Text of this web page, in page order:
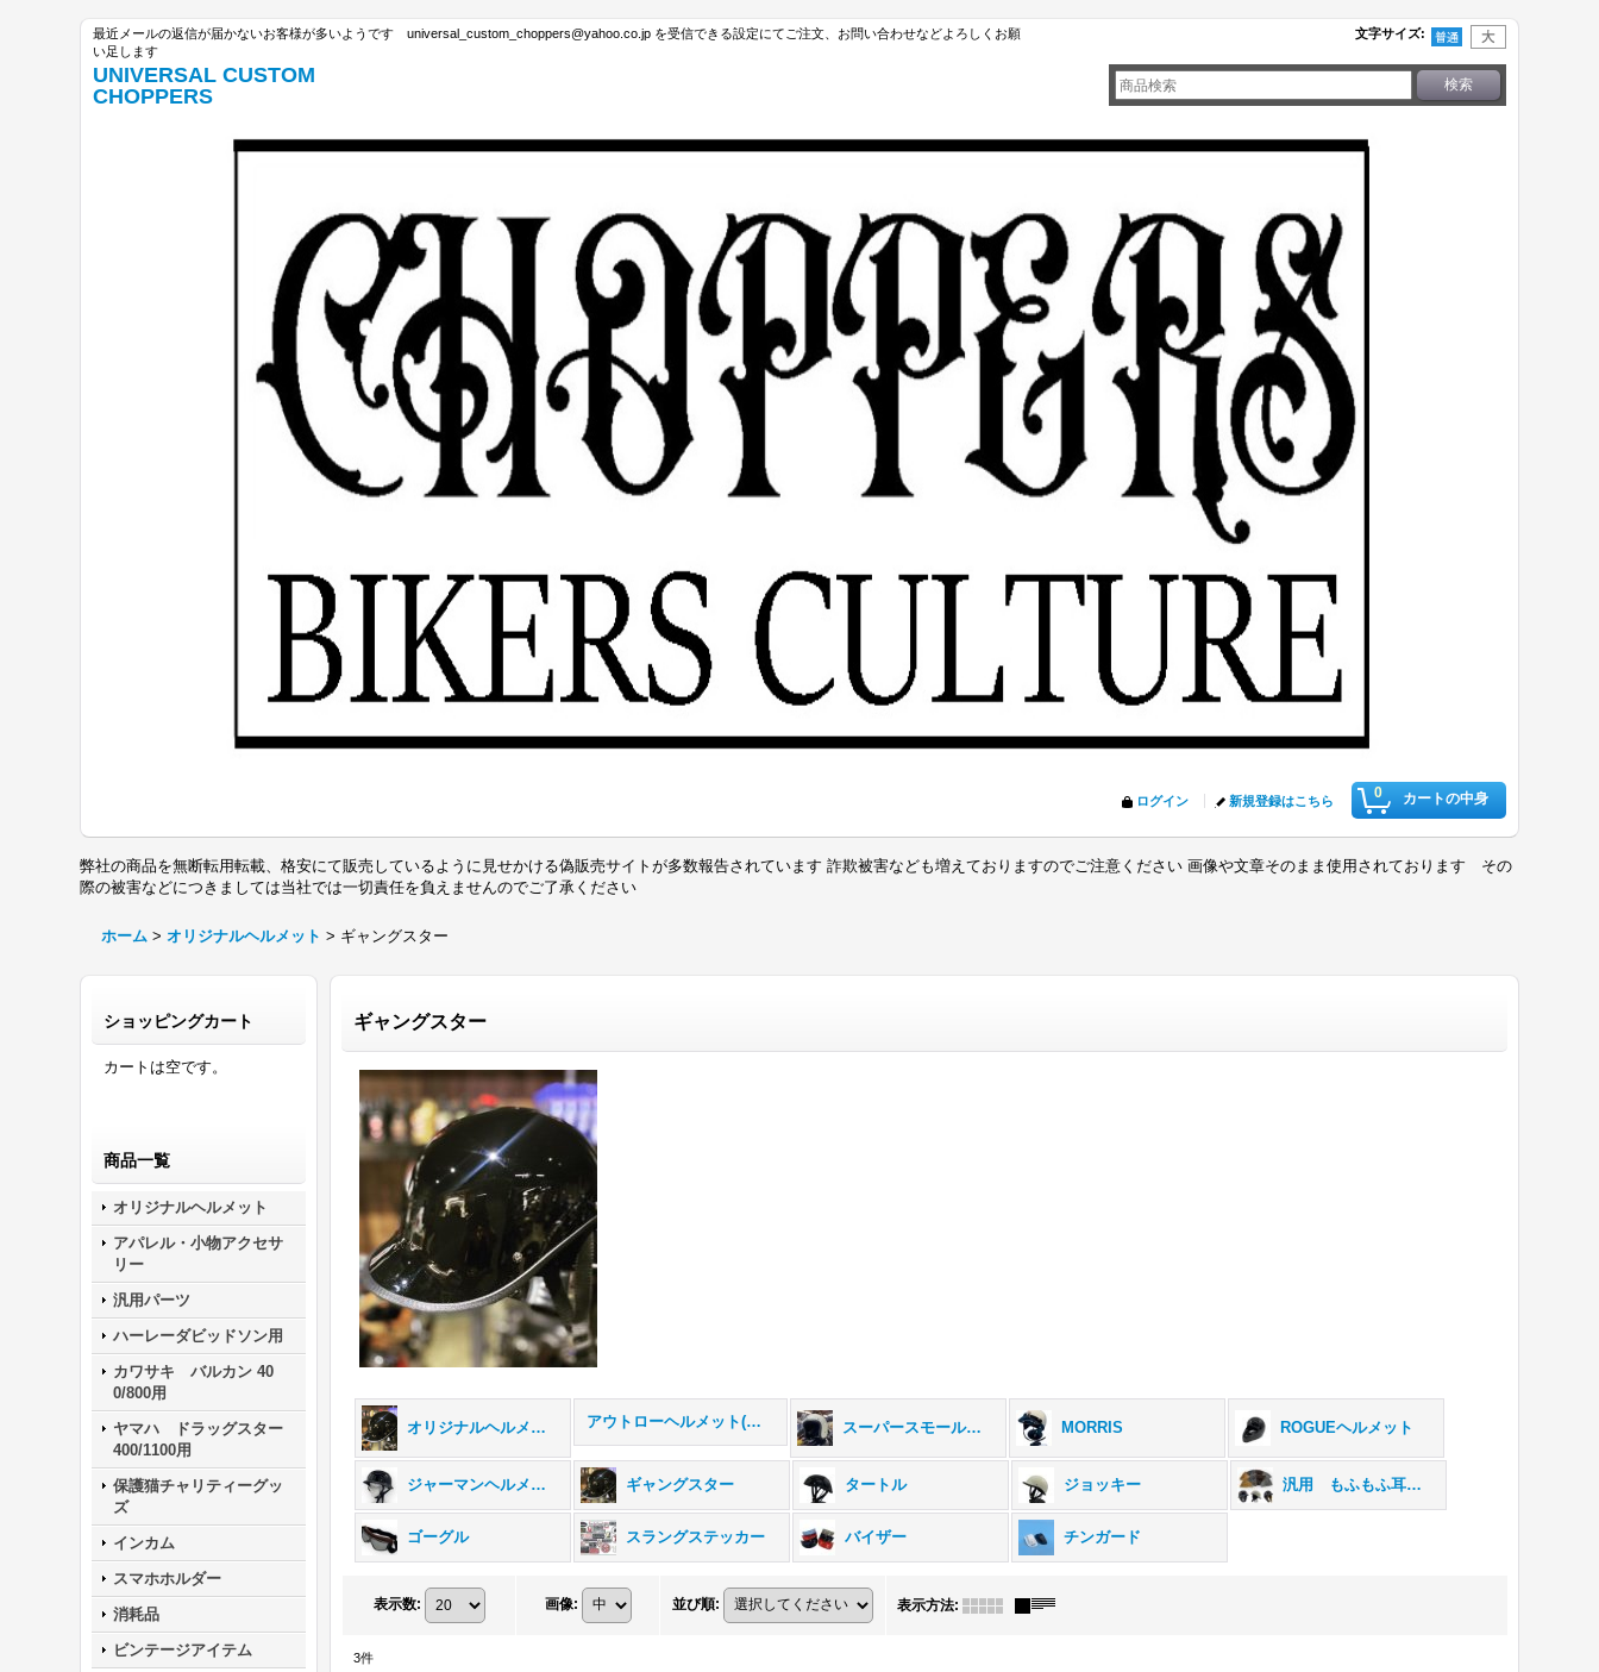
最近メールの返信が届かないお客様が多いようです universal_custom_choppers@yahoo.co.jp を受信できる設定にてご注文、お問い合わせなどよろしくお願
い足します
文字サイズ:
UNIVERSAL CUSTOM
CHOPPERS
0 カートの中身
ログイン 新規登録はこちら
弊社の商品を無断転用転載、格安にて販売しているように見せかける偽販売サイトが多数報告されています 詐欺被害なども増えておりますのでご注意ください 画像や文章そのまま使用されております その
際の被害などにつきましては当社では一切責任を負えませんのでご了承ください
ホーム > オリジナルヘルメット > ギャングスター
ショッピングカート
カートは空です。
商品一覧
オリジナルヘルメット
アパレル・小物アクセサ
リー
汎用パーツ
ハーレーダビッドソン用
カワサキ バルカン 40
0/800用
ヤマハ ドラッグスター
400/1100用
保護猫チャリティーグッ
ズ
インカム
スマホホルダー
消耗品
ビンテージアイテム
ギャングスター
オリジナルヘルメット (全商品) アウトローヘルメット(期間・数量限定) スーパースモールジェット500 MORRIS ROGUEヘルメット
ジャーマンヘルメット ギャングスター タートル ジョッキー 汎用 もふもふ耳当て
ゴーグル スラングステッカー バイザー チンガード
表示数: 画像: 並び順: 表示方法:
3件